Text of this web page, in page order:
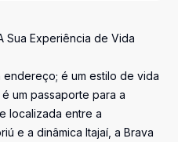
Sua Experiência de Vida
endereço; é um estilo de vida
um passaporte para a
localizada entre a
e a dinâmica Itajaí, a Brava